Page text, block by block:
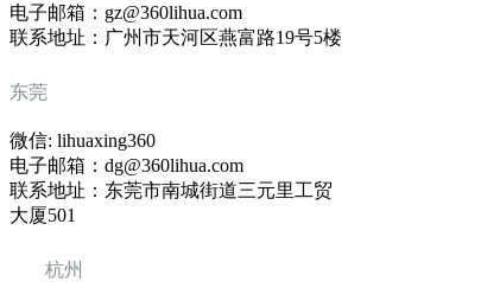
电子邮箱：gz@360lihua.com
联系地址：广州市天河区燕富路19号5楼
东莞
微信: lihuaxing360
电子邮箱：dg@360lihua.com
联系地址：东莞市南城街道三元里工贸
大厦501
杭州